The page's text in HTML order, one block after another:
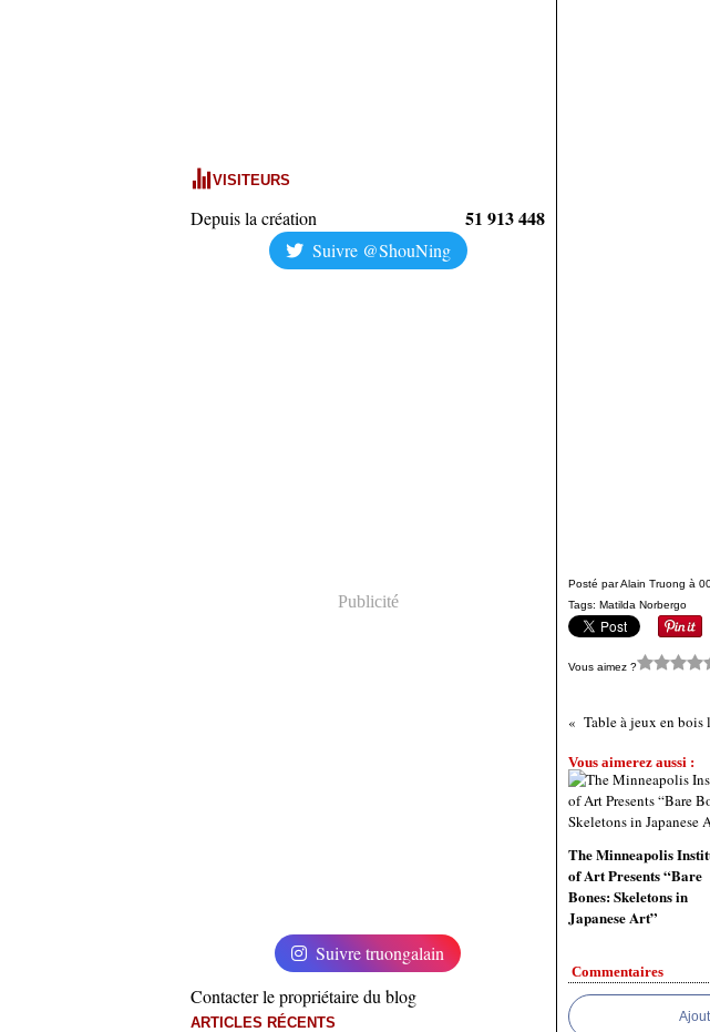
VISITEURS
Depuis la création 51 913 448
Suivre @ShouNing
Publicité
Suivre truongalain
Contacter le propriétaire du blog
ARTICLES RÉCENTS
Posté par Alain Truong à
Tags: Matilda Norbergo
Vous aimez ?
Vous aimerez aussi :
The Minneapolis
of Art Presents “Bare
Bones: Skeletons in
Japanese Art”
Commentaires